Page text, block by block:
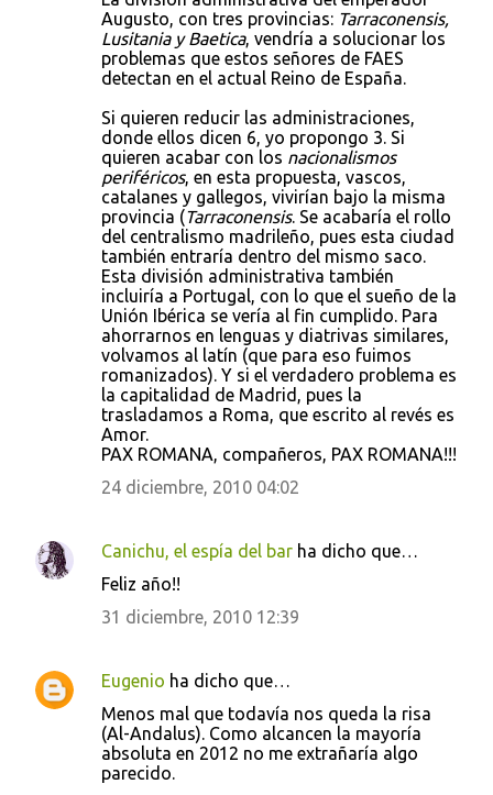
Augusto, con tres provincias: Tarraconensis,
Lusitania y Baetica, vendría a solucionar los
problemas que estos señores de FAES
detectan en el actual Reino de España.
Si quieren reducir las administraciones,
donde ellos dicen 6, yo propongo 3. Si
quieren acabar con los nacionalismos
periféricos, en esta propuesta, vascos,
catalanes y gallegos, vivirían bajo la misma
provincia (Tarraconensis. Se acabaría el rollo
del centralismo madrileño, pues esta ciudad
también entraría dentro del mismo saco.
Esta división administrativa también
incluiría a Portugal, con lo que el sueño de la
Unión Ibérica se vería al fin cumplido. Para
ahorrarnos en lenguas y diatrivas similares,
volvamos al latín (que para eso fuimos
romanizados). Y si el verdadero problema es
la capitalidad de Madrid, pues la
trasladamos a Roma, que escrito al revés es
Amor.
PAX ROMANA, compañeros, PAX ROMANA!!!
24 diciembre, 2010 04:02
Canichu, el espía del bar ha dicho que…
Feliz año!!
31 diciembre, 2010 12:39
Eugenio ha dicho que…
Menos mal que todavía nos queda la risa
(Al-Andalus). Como alcancen la mayoría
absoluta en 2012 no me extrañaría algo
parecido.